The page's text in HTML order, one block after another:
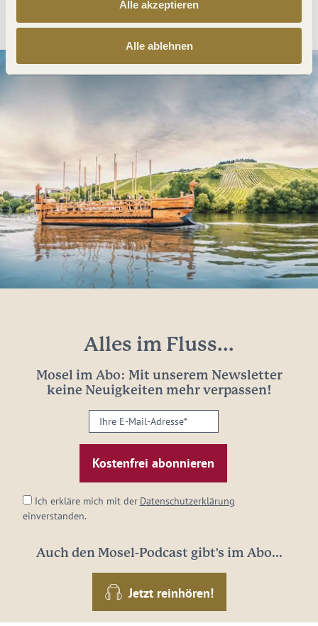
Alle akzeptieren
Alle ablehnen
Anreise planen
Alles im Fluss...
Mosel im Abo: Mit unserem Newsletter
keine Neuigkeiten mehr verpassen!
Ihre
E-
Mail-
Adresse:
Ich erkläre mich mit der Datenschutzerklärung
einverstanden.
Auch den Mosel-Podcast gibt's im Abo...
Jetzt reinhören!